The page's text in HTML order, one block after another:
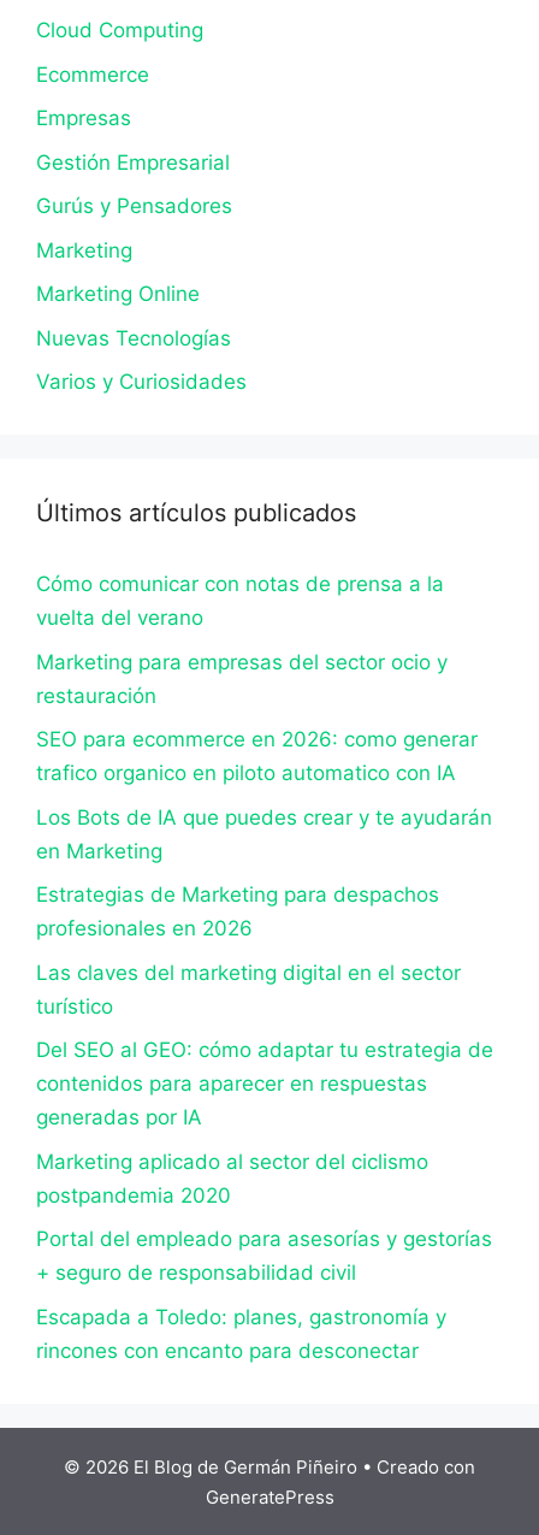
Cloud Computing
Ecommerce
Empresas
Gestión Empresarial
Gurús y Pensadores
Marketing
Marketing Online
Nuevas Tecnologías
Varios y Curiosidades
Últimos artículos publicados
Cómo comunicar con notas de prensa a la
vuelta del verano
Marketing para empresas del sector ocio y
restauración
SEO para ecommerce en 2026: como generar
trafico organico en piloto automatico con IA
Los Bots de IA que puedes crear y te ayudarán
en Marketing
Estrategias de Marketing para despachos
profesionales en 2026
Las claves del marketing digital en el sector
turístico
Del SEO al GEO: cómo adaptar tu estrategia de
contenidos para aparecer en respuestas
generadas por IA
Marketing aplicado al sector del ciclismo
postpandemia 2020
Portal del empleado para asesorías y gestorías
+ seguro de responsabilidad civil
Escapada a Toledo: planes, gastronomía y
rincones con encanto para desconectar
© 2026 El Blog de Germán Piñeiro • Creado con
GeneratePress